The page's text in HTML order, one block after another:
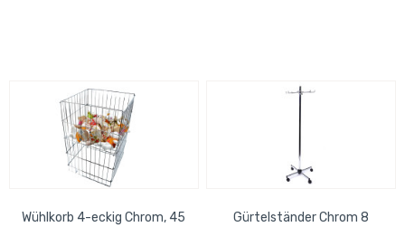
Wühlkorb 4-eckig Chrom, 45
Gürtelständer Chrom 8